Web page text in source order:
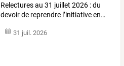
Relecturesau 31 juillet 2026 :du
devoirde reprendre l’initiativeen…
31 juil. 2026